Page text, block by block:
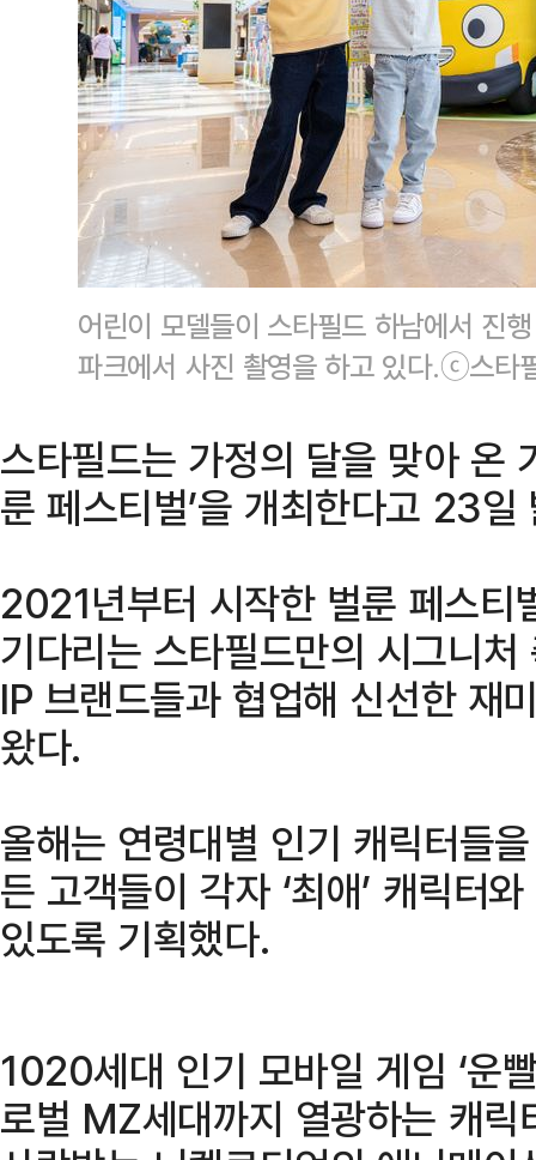
어린이 모델들이 스타필드 하남에서 진
파크에서 사진 촬영을 하고 있다.ⓒ스타
스타필드는 가정의 달을 맞아 온
룬 페스티벌’을 개최한다고 23일
2021년부터 시작한 벌룬 페스티
기다리는 스타필드만의 시그니
IP 브랜드들과 협업해 신선한 재
왔다.
올해는 연령대별 인기 캐릭터들
든 고객들이 각자 ‘최애’ 캐릭터
있도록 기획했다.
1020세대 인기 모바일 게임 ‘운
로벌 MZ세대까지 열광하는 캐릭